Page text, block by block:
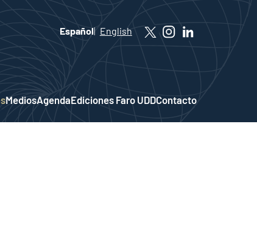
Español English
MediosAgendaEdiciones Faro UDDContacto